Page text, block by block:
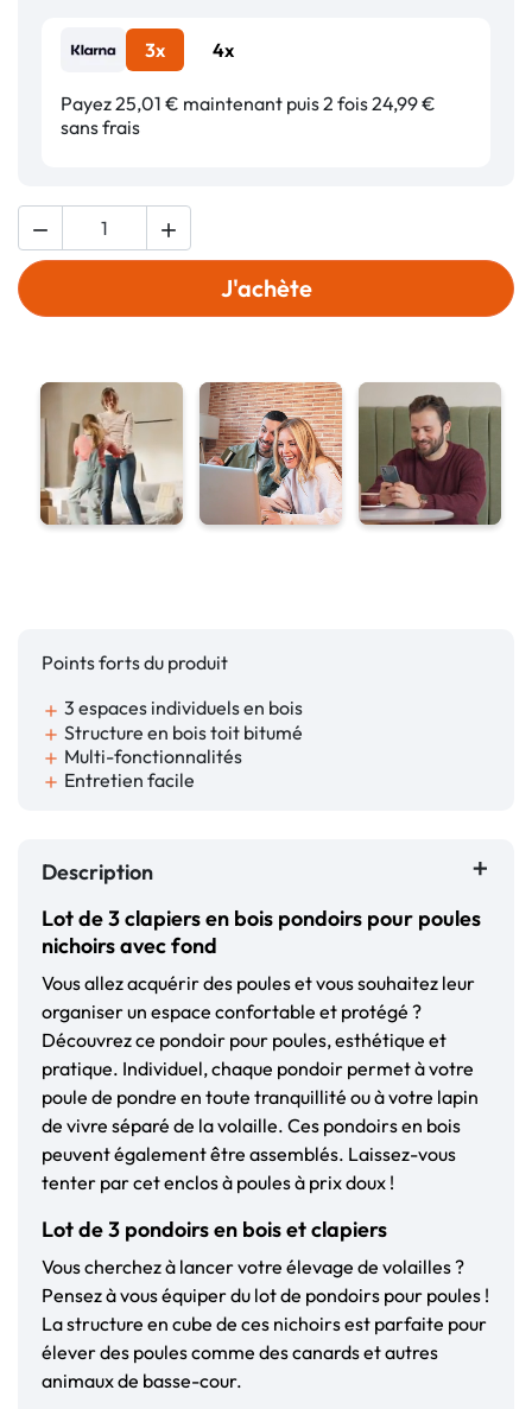
3x 4x
Payez 25,01 € maintenant puis 2 fois 24,99 €
sans frais
 
J'achète
Points forts du produit
add 3 espaces individuels en bois
add Structure en bois toit bitumé
add Multi-fonctionnalités
add Entretien facile
Description
Lot de 3 clapiers en bois pondoirs pour poules
nichoirs avec fond
Vous allez acquérir des poules et vous souhaitez leur
organiser un espace confortable et protégé ?
Découvrez ce pondoir pour poules, esthétique et
pratique. Individuel, chaque pondoir permet à votre
poule de pondre en toute tranquillité ou à votre lapin
de vivre séparé de la volaille. Ces pondoirs en bois
peuvent également être assemblés. Laissez-vous
tenter par cet enclos à poules à prix doux !
Lot de 3 pondoirs en bois et clapiers
Vous cherchez à lancer votre élevage de volailles ?
Pensez à vous équiper du lot de pondoirs pour poules !
La structure en cube de ces nichoirs est parfaite pour
élever des poules comme des canards et autres
animaux de basse-cour.